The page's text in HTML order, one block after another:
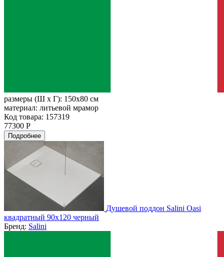
размеры (Ш х Г): 150x80 см
материал: литьевой мрамор
Код товара: 157319
77300 Р
Подробнее
Душевой поддон Salini Oasi
квадратный 90x120 черный
Бренд: Salini